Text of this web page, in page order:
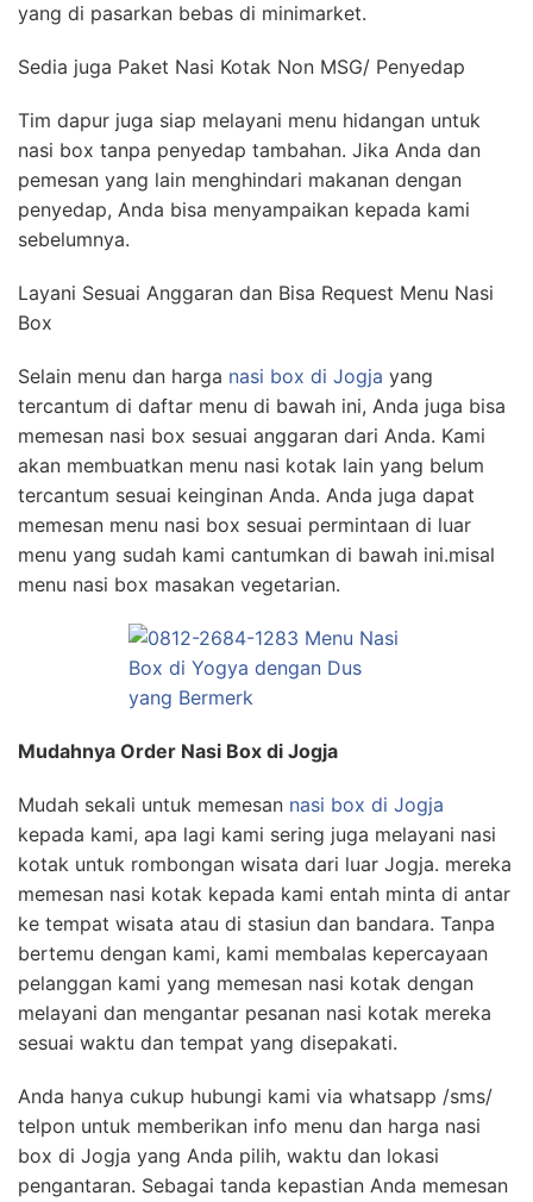
yang di pasarkan bebas di minimarket.
Sedia juga Paket Nasi Kotak Non MSG/ Penyedap
Tim dapur juga siap melayani menu hidangan untuk
nasi box tanpa penyedap tambahan. Jika Anda dan
pemesan yang lain menghindari makanan dengan
penyedap, Anda bisa menyampaikan kepada kami
sebelumnya.
Layani Sesuai Anggaran dan Bisa Request Menu Nasi
Box
Selain menu dan harga nasi box di Jogja yang
tercantum di daftar menu di bawah ini, Anda juga bisa
memesan nasi box sesuai anggaran dari Anda. Kami
akan membuatkan menu nasi kotak lain yang belum
tercantum sesuai keinginan Anda. Anda juga dapat
memesan menu nasi box sesuai permintaan di luar
menu yang sudah kami cantumkan di bawah ini.misal
menu nasi box masakan vegetarian.
Mudahnya Order Nasi Box di Jogja
Mudah sekali untuk memesan nasi box di Jogja
kepada kami, apa lagi kami sering juga melayani nasi
kotak untuk rombongan wisata dari luar Jogja. mereka
memesan nasi kotak kepada kami entah minta di antar
ke tempat wisata atau di stasiun dan bandara. Tanpa
bertemu dengan kami, kami membalas kepercayaan
pelanggan kami yang memesan nasi kotak dengan
melayani dan mengantar pesanan nasi kotak mereka
sesuai waktu dan tempat yang disepakati.
Anda hanya cukup hubungi kami via whatsapp /sms/
telpon untuk memberikan info menu dan harga nasi
box di Jogja yang Anda pilih, waktu dan lokasi
pengantaran. Sebagai tanda kepastian Anda memesan